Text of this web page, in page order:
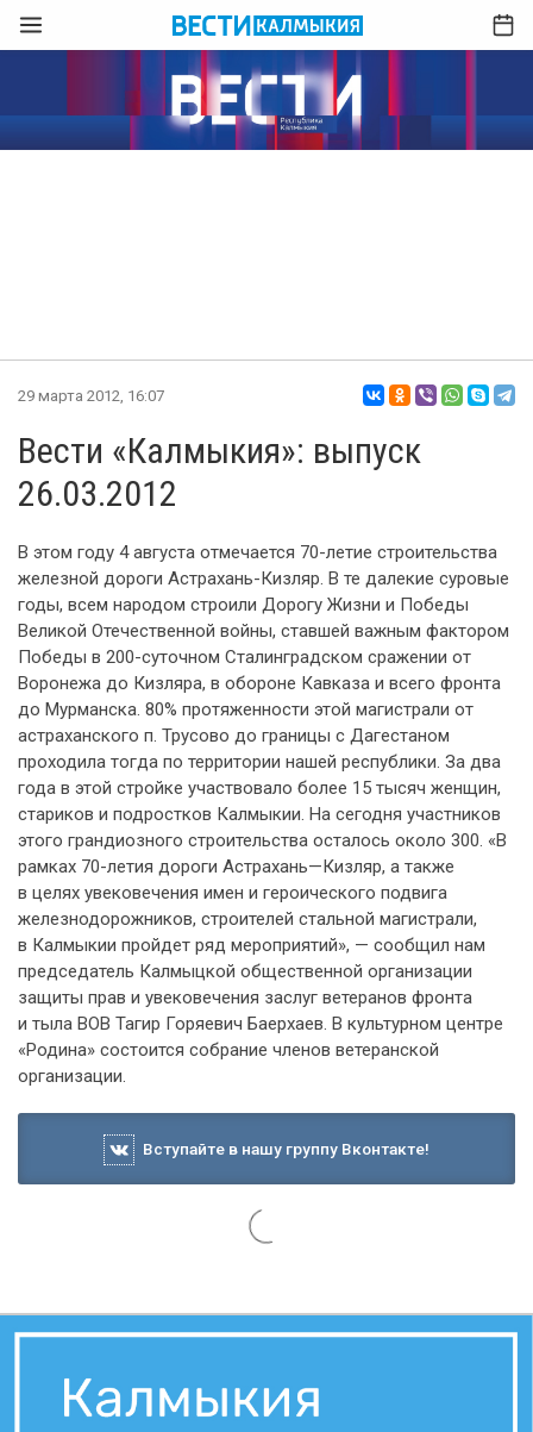
29 марта 2012, 16:07
Вести «Калмыкия»: выпуск
26.03.2012
В этом году 4 августа отмечается 70-летие строительства
железной дороги Астрахань-Кизляр. В те далекие суровые
годы, всем народом строили Дорогу Жизни и Победы
Великой Отечественной войны, ставшей важным фактором
Победы в 200-суточном Сталинградском сражении от
Воронежа до Кизляра, в обороне Кавказа и всего фронта
до Мурманска. 80% протяженности этой магистрали от
астраханского п. Трусово до границы с Дагестаном
проходила тогда по территории нашей республики. За два
года в этой стройке участвовало более 15 тысяч женщин,
стариков и подростков Калмыкии. На сегодня участников
этого грандиозного строительства осталось около 300. «В
рамках 70-летия дороги Астрахань—Кизляр, а также
в целях увековечения имен и героического подвига
железнодорожников, строителей стальной магистрали,
в Калмыкии пройдет ряд мероприятий», — сообщил нам
председатель Калмыцкой общественной организации
защиты прав и увековечения заслуг ветеранов фронта
и тыла ВОВ Тагир Горяевич Баерхаев. В культурном центре
«Родина» состоится собрание членов ветеранской
организации.
Вступайте в нашу группу Вконтакте!